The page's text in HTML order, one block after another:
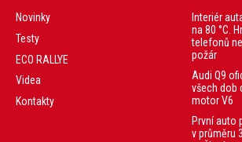
Novinky
Testy
ECO RALLYE
Videa
Kontakty
Interiér
na 80 °C.
telefonů
požár
Audi Q9
všech dob
motor V6
První auto
v průměru